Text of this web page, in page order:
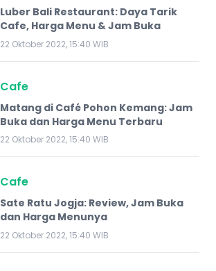
Luber Bali Restaurant: Daya Tarik
Cafe, Harga Menu & Jam Buka
22 Oktober 2022, 15:40 WIB
Cafe
Matang di Café Pohon Kemang: Jam
Buka dan Harga Menu Terbaru
22 Oktober 2022, 15:40 WIB
Cafe
Sate Ratu Jogja: Review, Jam Buka
dan Harga Menunya
22 Oktober 2022, 15:40 WIB